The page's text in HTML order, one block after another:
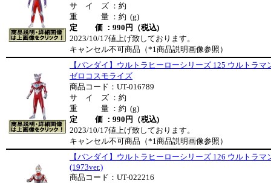
サ イ ズ ：約
重 量 ：約 (g)
定 価 ：990円（税込)
2023/10/17値上げ致しております。
キャンセル不可商品（*1商品説明画像参照）
【バンダイ】ウルトラヒーローシリーズ 125 ウルトラマ
ゼロコスモライズ
商品コード：UT-016789
サ イ ズ ：約
重 量 ：約 (g)
定 価 ：990円（税込)
2023/10/17値上げ致しております。
キャンセル不可商品（*1商品説明画像参照）
【バンダイ】ウルトラヒーローシリーズ 126 ウルトラマ
(1973ver.)
商品コード：UT-022216